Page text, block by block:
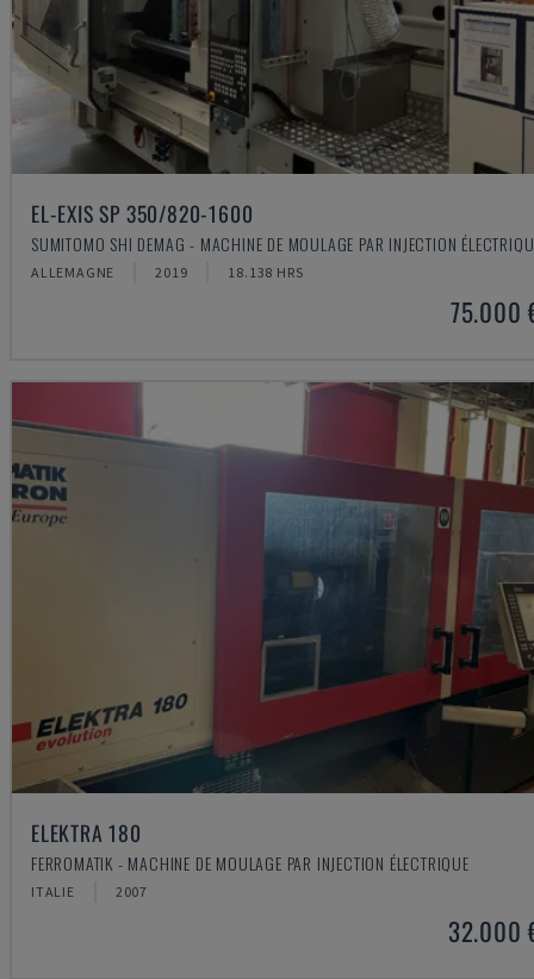
EL-EXIS SP 350/820-1600
SUMITOMO SHI DEMAG - MACHINE DE MOULAGE PAR INJECTION
ALLEMAGNE 2019 18.138 HRS
75.000
ELEKTRA 180
FERROMATIK - MACHINE DE MOULAGE PAR INJECTION ÉLECTRIQUE
ITALIE 2007
32.000